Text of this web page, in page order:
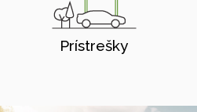
Prístrešky